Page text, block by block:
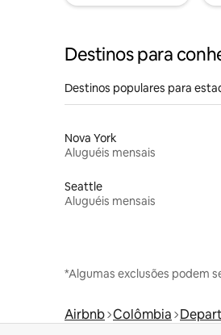
Destinos para
Destinos populares para
Nova York
Aluguéis mensais
Seattle
Aluguéis mensais
*Algumas exclusões podem
Airbnb Colômbia